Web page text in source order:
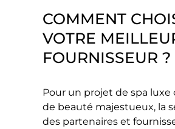
COMMENT
VOTRE
FOURNISSEUR ?
Pour un projet de spa
de beauté majestueux, la
des partenaires et